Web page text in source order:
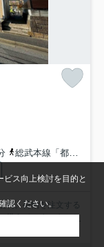
総武本線「都賀」駅 徒歩21分
。荷物を注文する
備えていま...もっと
ス向上検討を目的と
認ください。